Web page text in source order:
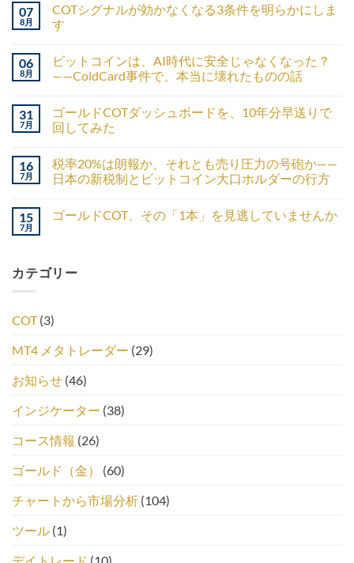
07
8月
COTシグナルが効かなくなる3条件を明らかにしま
す
06
8月
ビットコインは、AI時代に安全じゃなくなった？
——ColdCard事件で、本当に壊れたものの話
31
7月
ゴールドCOTダッシュボードを、10年分早送りで
回してみた
16
7月
税率20%は朗報か、それとも売り圧力の号砲か——
日本の新税制とビットコイン大口ホルダーの行方
15
7月
ゴールドCOT、その「1本」を見逃していませんか
カテゴリー
COT(3)
MT4 メタトレーダー (29)
お知らせ (46)
インジケーター (38)
コース情報 (26)
ゴールド（金）
(60)
チャートから市場分析 (104)
ツール (1)